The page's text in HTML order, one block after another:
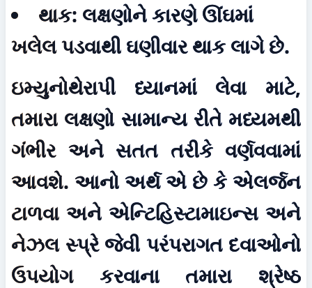
થાક: લક્ષણોને કારણે ઊંઘમાં
ખલેલ પડવાથી ઘણીવાર થાક લાગે છે.
ઇમ્યુનોથેરાપી ધ્યાનમાં લેવા માટે,
તમારા લક્ષણો સામાન્ય રીતે મધ્યમથી
ગંભીર અને સતત તરીકે વર્ણવવામાં
આવશે. આનો અર્થ એ છે કે એલર્જન
ટાળવા અને એન્ટિહિસ્ટામાઇન્સ અને
નેઝલ સ્પ્રે જેવી પરંપરાગત દવાઓનો
ઉપયોગ કરવાના તમારા શ્રેષ્ઠ